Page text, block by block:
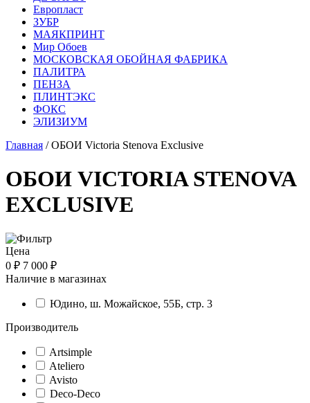
Европласт
ЗУБР
МАЯКПРИНТ
Мир Обоев
МОСКОВСКАЯ ОБОЙНАЯ ФАБРИКА
ПАЛИТРА
ПЕНЗА
ПЛИНТЭКС
ФОКС
ЭЛИЗИУМ
Главная / ОБОИ Victoria Stenova Exclusive
ОБОИ VICTORIA STENOVA
EXCLUSIVE
Цена
0 ₽ 7 000 ₽
Наличие в магазинах
Юдино, ш. Можайское, 55Б, стр. 3
Производитель
Artsimple
Ateliero
Avisto
Deco-Deco